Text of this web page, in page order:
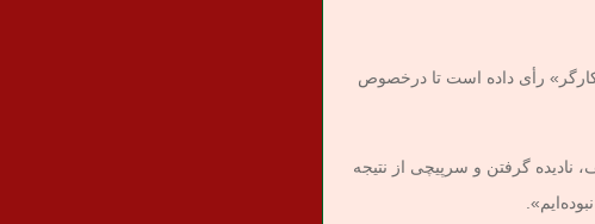
کارگر» رأی داده است تا درخصوص
نادیده گرفتن و سرپیچی از نتیجه